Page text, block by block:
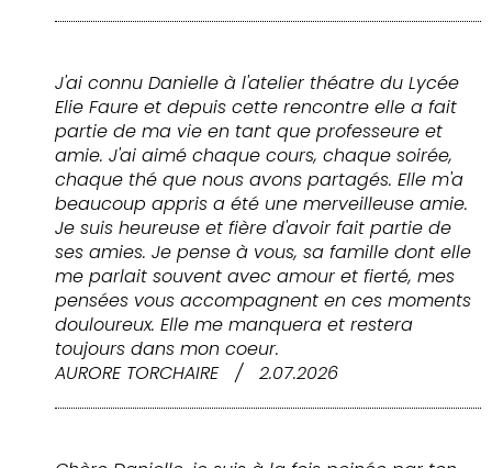
J'ai connu Danielle à l'atelier théatre du Lycée
Elie Faure et depuis cette rencontre elle a fait
partie de ma vie en tant que professeure et
amie. J'ai aimé chaque cours, chaque soirée,
chaque thé que nous avons partagés. Elle m'a
beaucoup appris a été une merveilleuse amie.
Je suis heureuse et fière d'avoir fait partie de
ses amies. Je pense à vous, sa famille dont elle
me parlait souvent avec amour et fierté, mes
pensées vous accompagnent en ces moments
douloureux. Elle me manquera et restera
toujours dans mon coeur.
AURORE TORCHAIRE
/ 2.07.2026